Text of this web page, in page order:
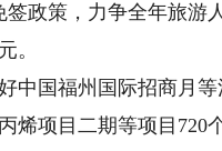
签政策，力争全年旅游
。
国福州国际招商月等
烯项目二期等项目720